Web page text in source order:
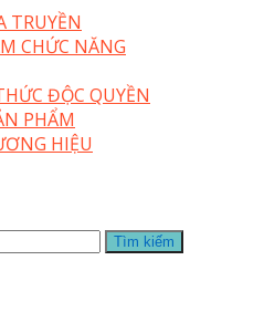
TRUYỀN
CHỨC NĂNG
ĐỘC QUYỀN
PHẨM
HIỆU